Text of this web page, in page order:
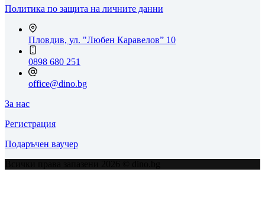
Политика по защита на личните данни
Пловдив, ул. "Любен Каравелов” 10
0898 680 251
office@dino.bg
За нас
Регистрация
Подаръчен ваучер